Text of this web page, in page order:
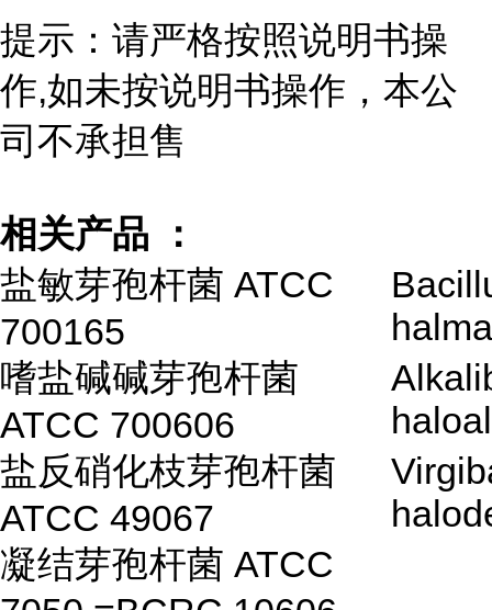
提示：请严格按照说明书操
作,如未按说明书操作，本公
司不承担售
相关产品 ：
盐敏芽孢杆菌 ATCC
700165
嗜盐碱碱芽孢杆菌
ATCC 700606
盐反硝化枝芽孢杆菌
ATCC 49067
凝结芽孢杆菌 ATCC